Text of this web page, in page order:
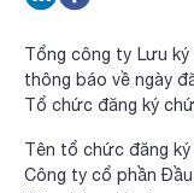
Tổng công ty Lưu ký
thông báo về ngày
Tổ chức đăng ký
Tên tổ chức đăng ký
Công ty cổ phần